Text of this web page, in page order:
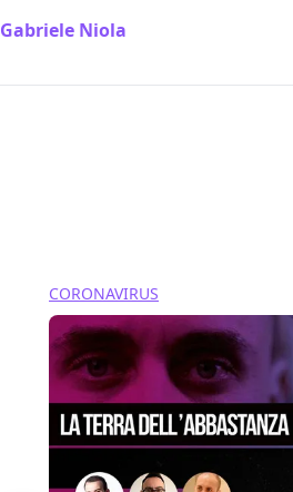
Gabriele Niola
CORONAVIRUS